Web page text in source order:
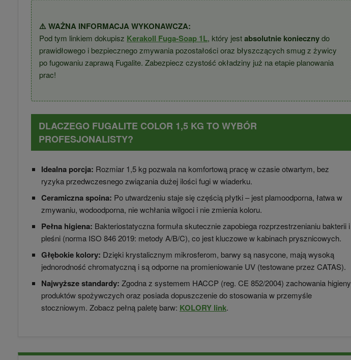
⚠️ WAŻNA INFORMACJA WYKONAWCZA:
Pod tym linkiem dokupisz Kerakoll Fuga-Soap 1L, który jestabsolutnie koniecznydo
prawidłowego i bezpiecznego zmywania pozostałości oraz błyszczących smug z żywicy
po fugowaniu zaprawą Fugalite. Zabezpiecz czystość okładziny już na etapie planowania
prac!
DLACZEGO FUGALITE COLOR 1,5 KG TO WYBÓR
PROFESJONALISTY?
Idealna porcja: Rozmiar 1,5 kg pozwala na komfortową pracę w czasie otwartym, bez
ryzyka przedwczesnego związania dużej ilości fugi w wiaderku.
Ceramiczna spoina: Po utwardzeniu staje się częścią płytki – jest plamoodporna, łatwa w
zmywaniu, wodoodporna, nie wchłania wilgoci i nie zmienia koloru.
Pełna higiena: Bakteriostatyczna formuła skutecznie zapobiega rozprzestrzenianiu bakterii i
pleśni (norma ISO 846 2019: metody A/B/C), co jest kluczowe w kabinach prysznicowych.
Głębokie kolory: Dzięki krystalicznym mikrosferom, barwy są nasycone, mają wysoką
jednorodność chromatyczną i są odporne na promieniowanie UV (testowane przez CATAS).
Najwyższe standardy: Zgodna z systemem HACCP (reg. CE 852/2004) zachowania higieny
produktów spożywczych oraz posiada dopuszczenie do stosowania w przemyśle
stoczniowym. Zobacz pełną paletę barw: KOLORY link.